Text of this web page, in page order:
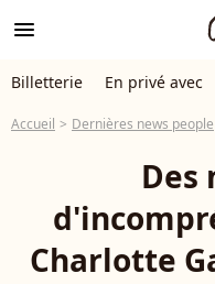
menu
Billetterie En privé avec
Accueil Dernières news people
Des
Charlotte